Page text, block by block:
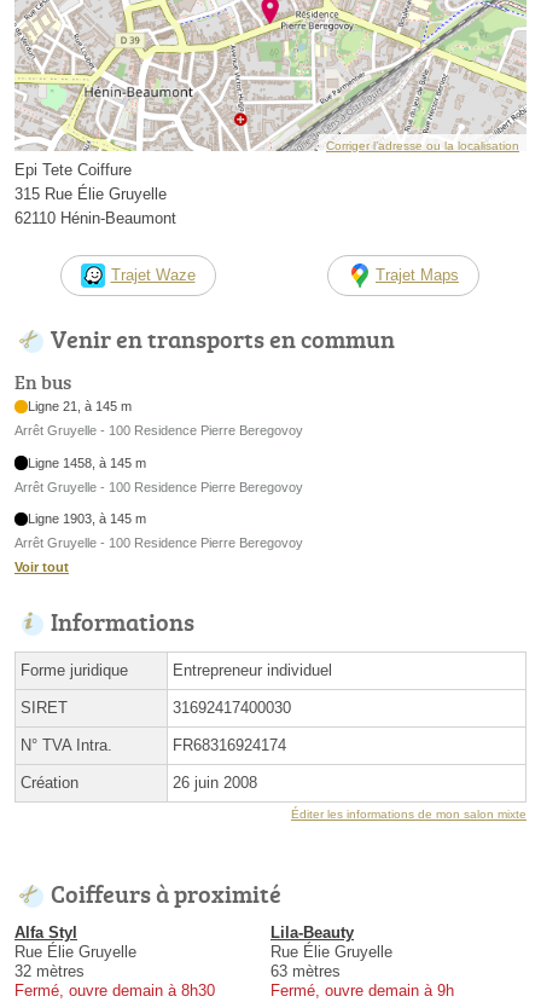
Corriger l’adresse ou la localisation
Epi Tete Coiffure
315 Rue Élie Gruyelle
62110 Hénin-Beaumont
Trajet Waze Trajet Maps
Venir en transports en commun
En bus
Ligne 21, à 145 m
Arrêt Gruyelle - 100 Residence Pierre Beregovoy
Ligne 1458, à 145 m
Arrêt Gruyelle - 100 Residence Pierre Beregovoy
Ligne 1903, à 145 m
Arrêt Gruyelle - 100 Residence Pierre Beregovoy
Voir tout
Informations
Forme juridique Entrepreneur individuel
SIRET 31692417400030
N° TVA Intra. FR68316924174
Création 26 juin 2008
Éditer les informations de mon salon mixte
Coiffeurs à proximité
Alfa Styl
Rue Élie Gruyelle
32 mètres
Fermé, ouvre demain à 8h30
Lila-Beauty
Rue Élie Gruyelle
63 mètres
Fermé, ouvre demain à 9h